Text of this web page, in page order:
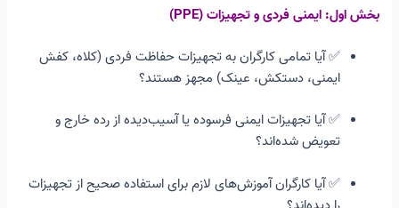
بخش اول: ایمنی فردی و تجهیزات (PPE)
✅ آیا تمامی کارگران به تجهیزات حفاظت فردی (کلاه، کفش
ایمنی، دستکش، عینک) مجهز هستند؟
✅ آیا تجهیزات ایمنی فرسوده یا آسیب‌دیده از رده خارج و
تعویض شده‌اند؟
✅ آیا کارگران آموزش‌های لازم برای استفاده صحیح از تجهیزات